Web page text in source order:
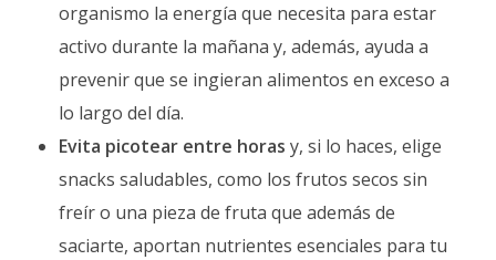
organismo la energía que necesita para estar
activo durante la mañana y, además, ayuda a
prevenir que se ingieran alimentos en exceso a
lo largo del día.
Evita picotear entre horas y, si lo haces, elige
snacks saludables, como los frutos secos sin
freír o una pieza de fruta que además de
saciarte, aportan nutrientes esenciales para tu